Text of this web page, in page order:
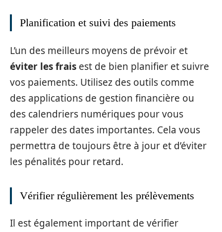
Planification et suivi des paiements
L’un des meilleurs moyens de prévoir et
éviter les frais est de bien planifier et suivre
vos paiements. Utilisez des outils comme
des applications de gestion financière ou
des calendriers numériques pour vous
rappeler des dates importantes. Cela vous
permettra de toujours être à jour et d’éviter
les pénalités pour retard.
Vérifier régulièrement les prélèvements
Il est également important de vérifier